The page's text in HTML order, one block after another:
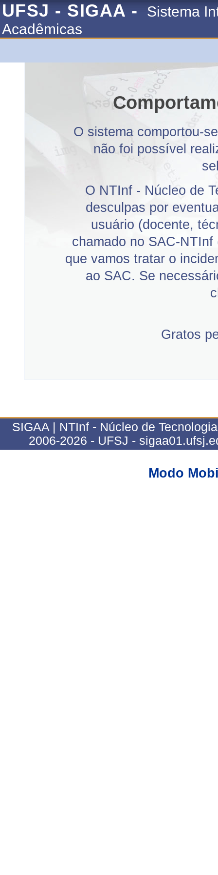
UFSJ - SIGAA -
Sistema
Acadêmicas
O sistema comportou-
não foi possível
O NTInf - Núcleo de
desculpas por
usuário (docente,
chamado no SAC-NTInf
que vamos tratar o
ao SAC. Se
Gratos
SIGAA | NTInf - Núcleo de
2006-2026 - UFSJ -
Modo